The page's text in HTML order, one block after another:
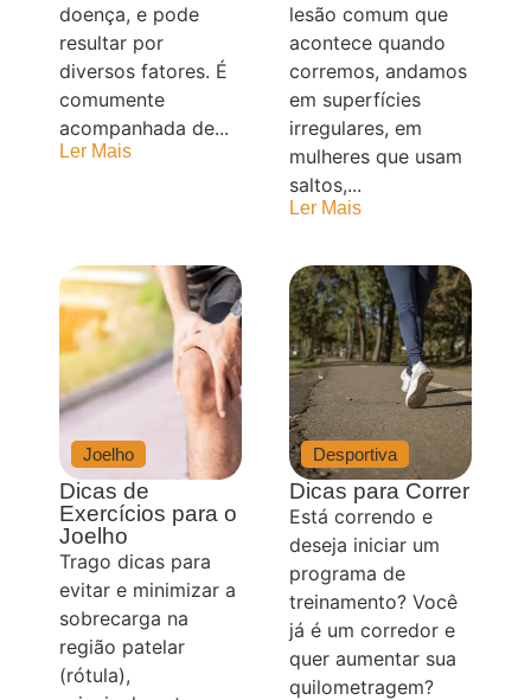
doença, e pode
resultar por
diversos fatores. É
comumente
acompanhada de...
Ler Mais
lesão comum que
acontece quando
corremos, andamos
em superfícies
irregulares, em
mulheres que usam
saltos,...
Ler Mais
Joelho
Dicas de
Exercícios para o
Joelho
Trago dicas para
evitar e minimizar a
sobrecarga na
região patelar
(rótula),
Desportiva
Dicas para Correr
Está correndo e
deseja iniciar um
programa de
treinamento? Você
já é um corredor e
quer aumentar sua
quilometragem?